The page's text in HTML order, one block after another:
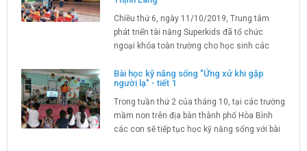
người lạ tấn công....
Chiều thứ 6, ngày 11/10/2019, Trung tâm
phát triển tài năng Superkids đã tổ chức
ngoại khóa toàn trường cho học sinh các
Bài học kỹ năng sống "Ứng xử khi gặp
người lạ" - tiết 1
Trong tuần thứ 2 của tháng 10, tại các trường
mầm non trên địa bàn thành phố Hòa Bình
các con sẽ tiếp tục học kỹ năng sống với bài